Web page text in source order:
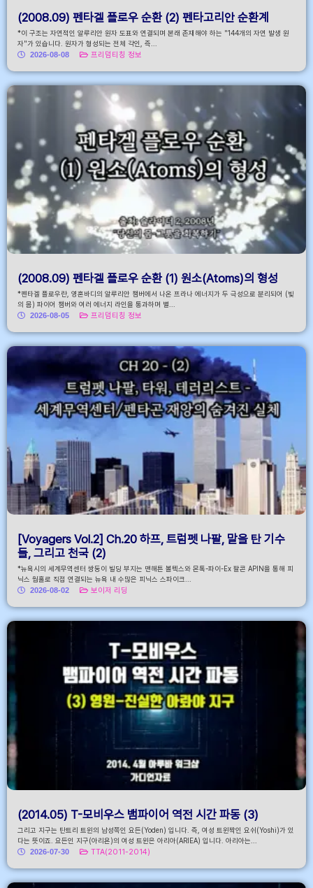
(2008.09) 펜타겔 플로우 순환 (2) 펜타고리안 순환계
*이 구조는 자연적인 알루리안 원자 도표와 연결되며 본래 존재해야 하는 "144개의 자연 발생 원
자"가 있습니다. 원자가 형성되는 전체 각인, 즉...
2026-08-08
프리덤티칭 정보
(2008.09) 펜타겔 플로우 순환 (1) 원소(Atoms)의 형성
*펜타겔 플로우란, 영혼바디의 알루리안 챔버에서 나온 프라나 에너지가 두 극성으로 분리되어 (빛
의 몸) 파이어 챔버와 여러 에너지 라인을 통과하며 별...
2026-08-05
프리덤티칭 정보
[Voyagers Vol.2] Ch.20 하프, 트럼펫 나팔, 말을 탄 기수
들, 그리고 천국 (2)
*뉴욕시의 세계무역센터 쌍둥이 빌딩 부지는 맨해튼 볼텍스와 몬톡-파이-Ex 팔콘 APIN을 통해 피
닉스 웜홀로 직접 연결되는 뉴욕 내 수많은 피닉스 스파이크...
2026-08-02
보이저 리딩
(2014.05) T-모비우스 뱀파이어 역전 시간 파동 (3)
그리고 지구는 탄트리 트윈의 남성쪽인 요든(Yoden) 입니다. 즉, 여성 트윈짝인 요쉬(Yoshi)가 있
다는 뜻이죠. 요든인 지구(아리욘)의 여성 트윈은 아리아(ARIEA) 입니다. 아리아는...
2026-07-30
TTA(2011-2014)